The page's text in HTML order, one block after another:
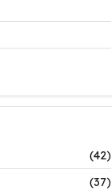
(42)
(37)